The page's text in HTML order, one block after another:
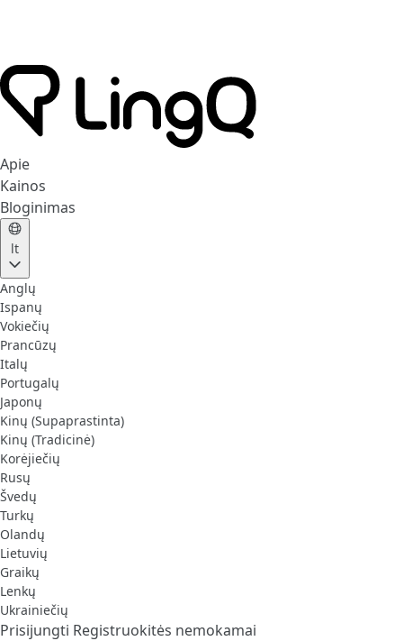
Apie
Kainos
Bloginimas
lt
Anglų
Ispanų
Vokiečių
Prancūzų
Italų
Portugalų
Japonų
Kinų (Supaprastinta)
Kinų (Tradicinė)
Korėjiečių
Rusų
Švedų
Turkų
Olandų
Lietuvių
Graikų
Lenkų
Ukrainiečių
Prisijungti Registruokitės nemokamai